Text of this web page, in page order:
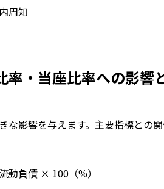
周知
率・当座比率への影響
な影響を与えます。主要指標との
動負債 × 100（%）